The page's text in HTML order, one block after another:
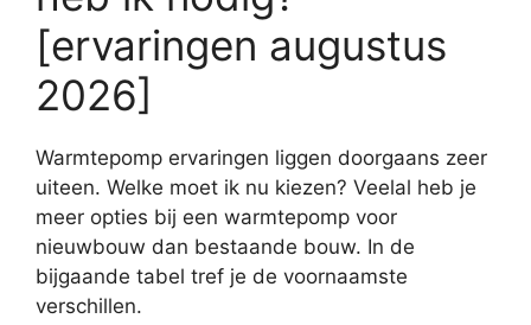
[ervaringen augustus
2026]
Warmtepomp ervaringen liggen doorgaans zeer
uiteen. Welke moet ik nu kiezen? Veelal heb je
meer opties bij een warmtepomp voor
nieuwbouw dan bestaande bouw. In de
bijgaande tabel tref je de voornaamste
verschillen.